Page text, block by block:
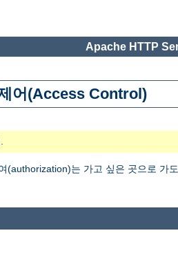
Apache HTTP
어(Access Control)
는 가고 싶은 곳으로 가